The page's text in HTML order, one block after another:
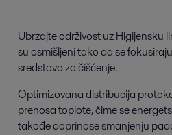
Ubrzajte održivost uz Higijensku
su osmišljeni tako da se
sredstava za čišćenje.
Optimizovana distribucija
prenosa toplote, čime se
takođe doprinose smanjenju